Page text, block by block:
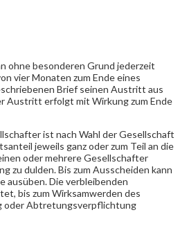
ohne besonderen Grund jederzeit
vier Monaten zum Ende eines
Brief seinen Austritt aus
Austritt erfolgt mit Wirkung zum Ende
ist nach Wahl der Gesellschaft
jeweils ganz oder zum Teil an die
oder mehrere Gesellschafter
zu dulden. Bis zum Ausscheiden kann
ausüben. Die verbleibenden
bis zum Wirksamwerden des
oder Abtretungsverpflichtung